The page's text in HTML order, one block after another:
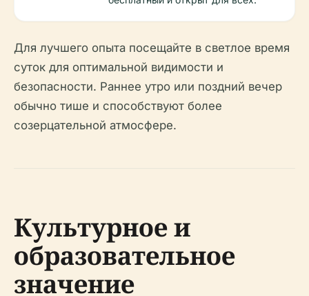
Для лучшего опыта посещайте в светлое время
суток для оптимальной видимости и
безопасности. Раннее утро или поздний вечер
обычно тише и способствуют более
созерцательной атмосфере.
Культурное и
образовательное
значение